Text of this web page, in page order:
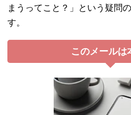
まうってこと？」という疑問
す。
このメールは